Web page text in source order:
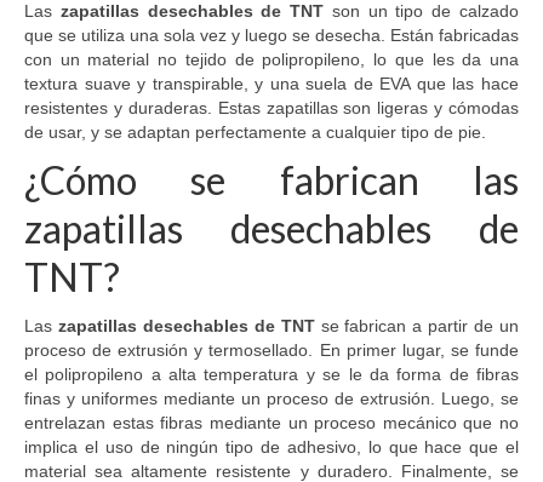
Las zapatillas desechables de TNT son un tipo de calzado
que se utiliza una sola vez y luego se desecha. Están fabricadas
con un material no tejido de polipropileno, lo que les da una
textura suave y transpirable, y una suela de EVA que las hace
resistentes y duraderas. Estas zapatillas son ligeras y cómodas
de usar, y se adaptan perfectamente a cualquier tipo de pie.
¿Cómo se fabrican las
zapatillas desechables de
TNT?
Las zapatillas desechables de TNTse fabrican a partir de un
proceso de extrusión y termosellado. En primer lugar, se funde
el polipropileno a alta temperatura y se le da forma de fibras
finas y uniformes mediante un proceso de extrusión. Luego, se
entrelazan estas fibras mediante un proceso mecánico que no
implica el uso de ningún tipo de adhesivo, lo que hace que el
material sea altamente resistente y duradero. Finalmente, se